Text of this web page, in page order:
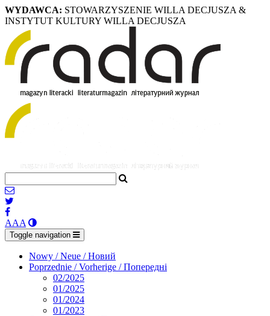
WYDAWCA: STOWARZYSZENIE WILLA DECJUSZA &
INSTYTUT KULTURY WILLA DECJUSZA
AAA
Toggle navigation
Nowy / Neue / Новий
Poprzednie / Vorherige / Попередні
02/2025
01/2025
01/2024
01/2023